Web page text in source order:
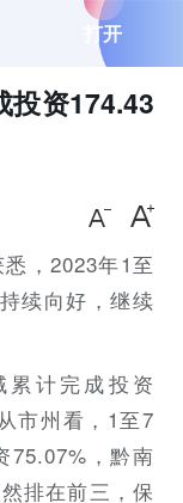
打开
投资174.43
，2023年1至
续向好，继续
计完成投资
市州看，1至7
75.07%，黔南
排在前三，保